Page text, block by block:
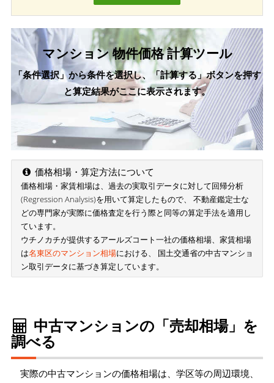
マンション 物件価格 計算ツール
「条件選択」から条件を選択し、「計算する」ボタンを押す
と算定結果がここに表示されます。
価格相場・算定方法について
価格相場・家賃相場は、過去の実取引データに対して回帰分析
(Regression Analysis)を用いて算定したもので、 不動産鑑定士な
どの専門家が実際に価格査定を行う際と同等の算定手法を適用し
ています。
ウチノカチが提供するアールズコート一社の価格相場、家賃相場
は名東区のマンション相場における、 国土交通省の中古マンショ
ン取引データに基づき算定しています。
中古マンションの「売却相場」を
調べる
実際の中古マンションの価格相場は、学区等の周辺環境、